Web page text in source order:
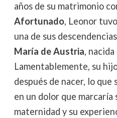
años de su matrimonio
Afortunado, Leonor
una de sus
María de Austria,
Lamentablemente, su
después de nacer, lo que
en un dolor que marcaría
maternidad y su